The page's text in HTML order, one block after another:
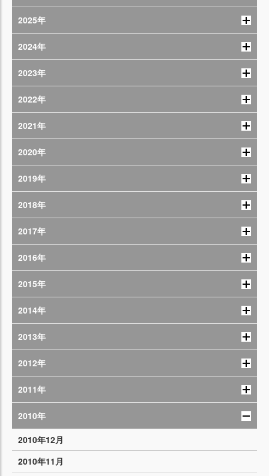
2025年
2024年
2023年
2022年
2021年
2020年
2019年
2018年
2017年
2016年
2015年
2014年
2013年
2012年
2011年
2010年
2010年12月
2010年11月